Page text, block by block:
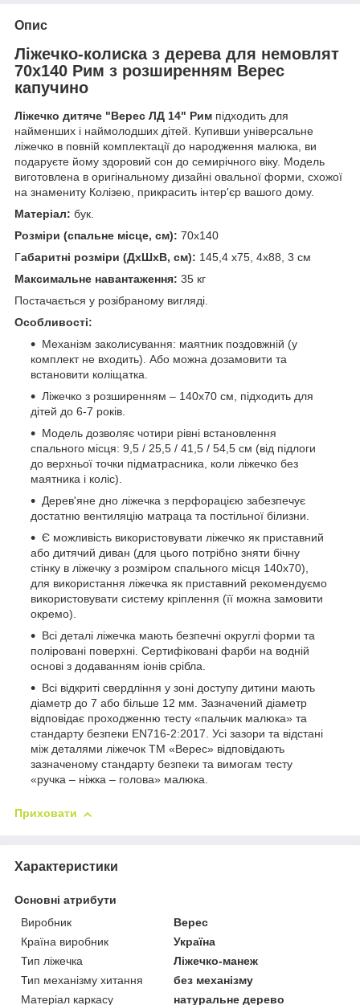
Опис
Ліжечко-колиска з дерева для немовлят
70х140 Рим з розширенням Верес
капучино
Ліжечко дитяче "Верес ЛД 14" Рим підходить для
найменших і наймолодших дітей. Купивши універсальне
ліжечко в повній комплектації до народження малюка, ви
подаруєте йому здоровий сон до семирічного віку. Модель
виготовлена в оригінальному дизайні овальної форми, схожої
на знамениту Колізею, прикрасить інтер'єр вашого дому.
Матеріал: бук.
Розміри (спальне місце, см): 70х140
Габаритні розміри (ДхШхВ, см): 145,4 х75, 4х88, 3 см
Максимальне навантаження: 35 кг
Постачається у розібраному вигляді.
Особливості:
Механізм заколисування: маятник поздовжній (у
комплект не входить). Або можна дозамовити та
встановити коліщатка.
Ліжечко з розширенням – 140х70 см, підходить для
дітей до 6-7 років.
Модель дозволяє чотири рівні встановлення
спального місця: 9,5 / 25,5 / 41,5 / 54,5 см (від підлоги
до верхньої точки підматрасника, коли ліжечко без
маятника і коліс).
Дерев'яне дно ліжечка з перфорацією забезпечує
достатню вентиляцію матраца та постільної білизни.
Є можливість використовувати ліжечко як приставний
або дитячий диван (для цього потрібно зняти бічну
стінку в ліжечку з розміром спального місця 140х70),
для використання ліжечка як приставний рекомендуємо
використовувати систему кріплення (її можна замовити
окремо).
Всі деталі ліжечка мають безпечні округлі форми та
поліровані поверхні. Сертифіковані фарби на водній
основі з додаванням іонів срібла.
Всі відкриті свердління у зоні доступу дитини мають
діаметр до 7 або більше 12 мм. Зазначений діаметр
відповідає проходженню тесту «пальчик малюка» та
стандарту безпеки EN716-2:2017. Усі зазори та відстані
між деталями ліжечок ТМ «Верес» відповідають
зазначеному стандарту безпеки та вимогам тесту
«ручка – ніжка – голова» малюка.
Приховати
Характеристики
Основні атрибути
Виробник
Верес
Країна виробник
Україна
Тип ліжечка
Ліжечко-манеж
Тип механізму хитання
без механізму
Матеріал каркасу
натуральне дерево